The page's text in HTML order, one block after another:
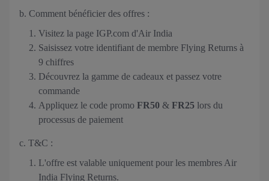
b. Comment bénéficier des offres :
Visitez la page IGP.com d'Air India
Saisissez votre identifiant de membre Flying Returns à
9 chiffres
Découvrez la gamme de cadeaux et passez votre
commande
Appliquez le code promo FR50 & FR25 lors du
processus de paiement
c. T&C :
L'offre est valable uniquement pour les membres Air
India Flying Returns.